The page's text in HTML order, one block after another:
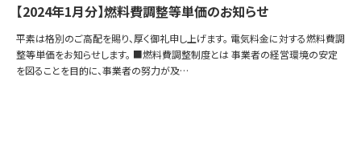
【2024年1月分】燃料費調整等単価のお知らせ
平素は格別のご高配を賜り、厚く御礼申し上げます。 電気料金に対する燃料費調
整等単価をお知らせします。 ■燃料費調整制度とは 事業者の経営環境の安定
を図ることを目的に、事業者の努力が及…